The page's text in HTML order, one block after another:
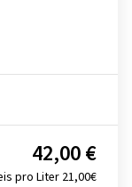
pro Liter 21,00€
42,00 €